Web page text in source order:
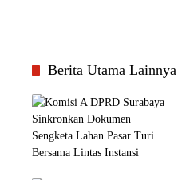
Berita Utama Lainnya